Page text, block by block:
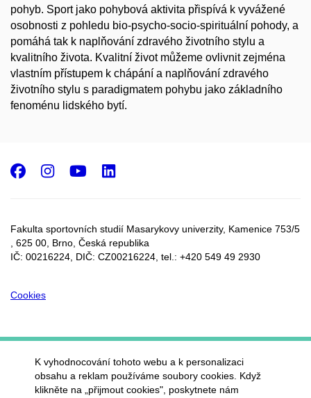
pohyb. Sport jako pohybová aktivita přispívá k vyvážené
osobnosti z pohledu bio-psycho-socio-spirituální pohody, a
pomáhá tak k naplňování zdravého životního stylu a
kvalitního života. Kvalitní život můžeme ovlivnit zejména
vlastním přístupem k chápání a naplňování zdravého
životního stylu s paradigmatem pohybu jako základního
fenoménu lidského bytí.
Fakulta sportovních studií Masarykovy univerzity, Kamenice 753/5​
, 625 00, Brno, Česká republika
IČ: 00216224, DIČ: CZ00216224, tel.: +420 549 49 2930
Cookies
Facebook
Instagram
Youtube
LinkedIn
K vyhodnocování tohoto webu a k personalizaci
obsahu a reklam používáme soubory cookies. Když
klikněte na „přijmout cookies", poskytnete nám